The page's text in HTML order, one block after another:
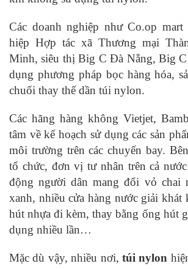
Các doanh nghiệp như Co.op
hiệp Hợp tác xã Thương mại
Minh, siêu thị Big C Đà Nẵng, Big
dụng phương pháp bọc hàng hóa,
chuối thay thế dần túi nylon.
Các hãng hàng không Vietjet,
tâm về kế hoạch sử dụng các sản
môi trường trên các chuyến bay.
tổ chức, đơn vị tư nhân trên cả
động người dân mang đổi vỏ chai
xanh, nhiều cửa hàng nước giải khát
hút nhựa đi kèm, thay bằng ống hút
dụng nhiều lần…
Mặc dù vậy, nhiều nơi, túi nylon